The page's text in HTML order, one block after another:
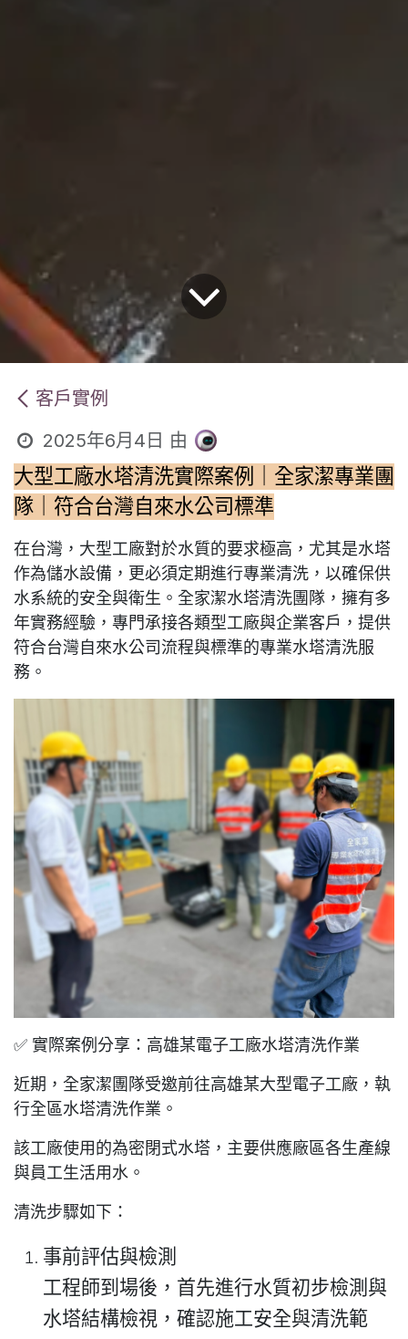
客戶實例
2025年6月4日 由
大型工廠水塔清洗實際案例｜全家潔專業團
隊｜符合台灣自來水公司標準
在台灣，大型工廠對於水質的要求極高，尤其是水塔
作為儲水設備，更必須定期進行專業清洗，以確保供
水系統的安全與衛生。全家潔水塔清洗團隊，擁有多
年實務經驗，專門承接各類型工廠與企業客戶，提供
符合台灣自來水公司流程與標準的專業水塔清洗服
務。
✅ 實際案例分享：高雄某電子工廠水塔清洗作業
近期，全家潔團隊受邀前往高雄某大型電子工廠，執
行全區水塔清洗作業。
該工廠使用的為密閉式水塔 ，主要供應廠區各生產線
與員工生活用水。
清洗步驟如下：
事前評估與檢測
工程師到場後，首先進行水質初步檢測與
水塔結構檢視，確認施工安全與清洗範